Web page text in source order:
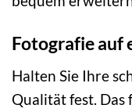
Fotografie auf
Halten Sie Ihre
Qualität fest.